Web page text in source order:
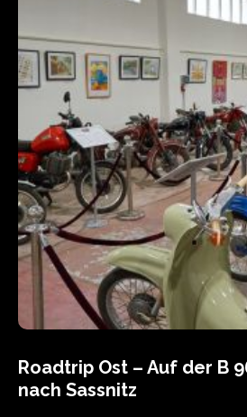
Roadtrip Ost – Auf der B
nach Sassnitz